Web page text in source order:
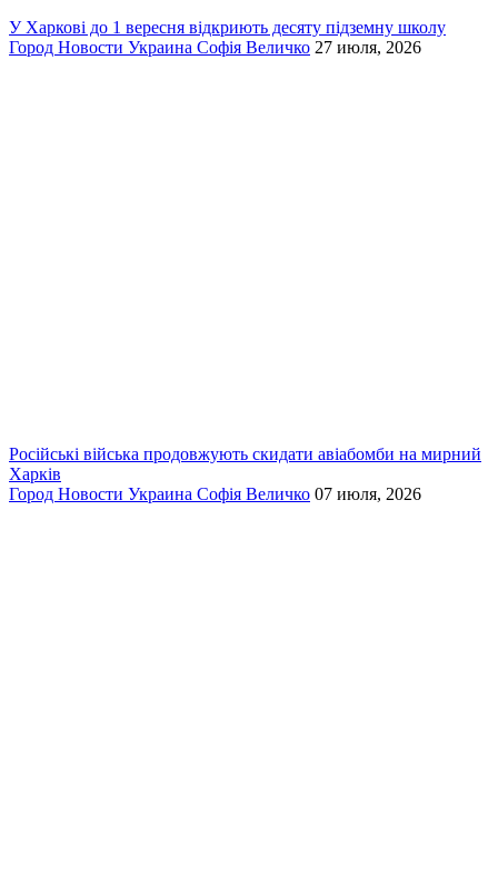
У Харкові до 1 вересня відкриють десяту підземну школу
Город Новости Украина Софія Величко 27 июля, 2026
Російські війська продовжують скидати авіабомби на мирний
Харків
Город Новости Украина Софія Величко 07 июля, 2026